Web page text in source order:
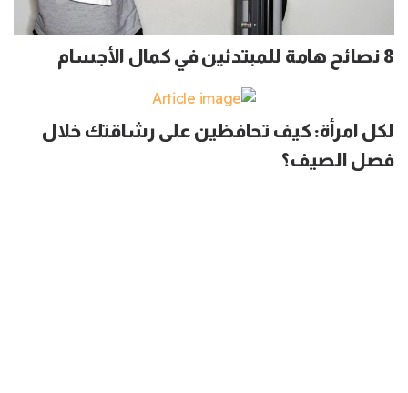
8 نصائح هامة للمبتدئين في كمال الأجسام
لكل امرأة: كيف تحافظين على رشاقتك خلال
فصل الصيف؟